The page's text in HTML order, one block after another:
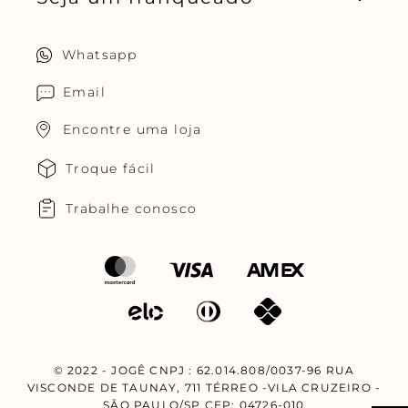
Whatsapp
Email
Encontre uma loja
Troque fácil
Trabalhe conosco
© 2022 - JOGÊ CNPJ : 62.014.808/0037-96 RUA
VISCONDE DE TAUNAY, 711 TÉRREO -VILA CRUZEIRO -
SÃO PAULO/SP CEP: 04726-010